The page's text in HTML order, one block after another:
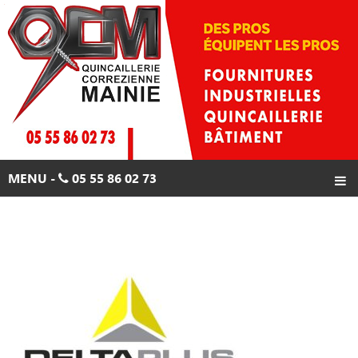
Skip
to
content
MENU - 05 55 86 02 73
PROMOTIONS
CONTACTS
05 55 86 02 73